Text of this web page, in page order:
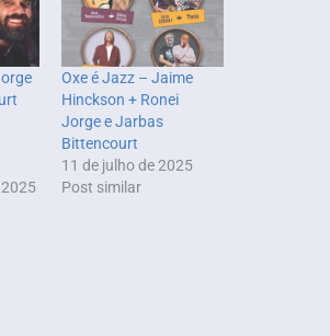
Oxe é Jazz – Jaime
Hinckson + Ronei
Jorge e Jarbas
Bittencourt
11 de julho de 2025
Post similar